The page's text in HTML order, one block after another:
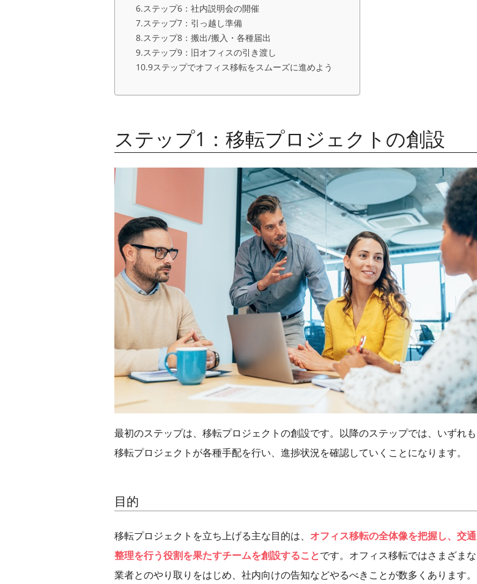
ステップ6：社内説明会の開催
ステップ7：引っ越し準備
ステップ8：搬出/搬入・各種届出
ステップ9：旧オフィスの引き渡し
9ステップでオフィス移転をスムーズに進めよう
ステップ1：移転プロジェクトの創設
最初のステップは、移転プロジェクトの創設です。以降のステップでは、いずれも
移転プロジェクトが各種手配を行い、進捗状況を確認していくことになります。
目的
移転プロジェクトを立ち上げる主な目的は、 オフィス移転の全体像を把握し、交通
整理を行う役割を果たすチームを創設することです。オフィス移転ではさまざまな
業者とのやり取りをはじめ、社内向けの告知などやるべきことが数多くあります。